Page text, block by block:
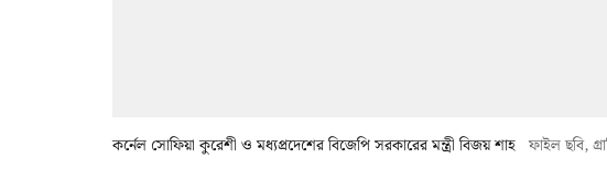
কর্নেল সোফিয়া কুরেশী ও মধ্যপ্রদেশের বিজেপি সরকারের মন্ত্রী বিজয় শাহ ফাইল ছবি,